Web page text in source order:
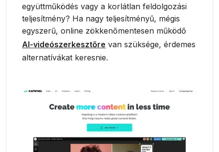
együttműködés vagy a korlátlan feldolgozási
teljesítmény? Ha nagy teljesítményű, mégis
egyszerű, online zökkenőmentesen működő
AI-videószerkesztőre van szüksége, érdemes
alternatívákat keresnie.